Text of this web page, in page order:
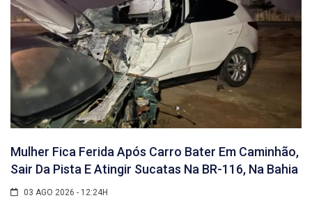
Mulher Fica Ferida Após Carro Bater Em Caminhão,
Sair Da Pista E Atingir Sucatas Na BR-116, Na Bahia
03 AGO 2026 - 12:24H